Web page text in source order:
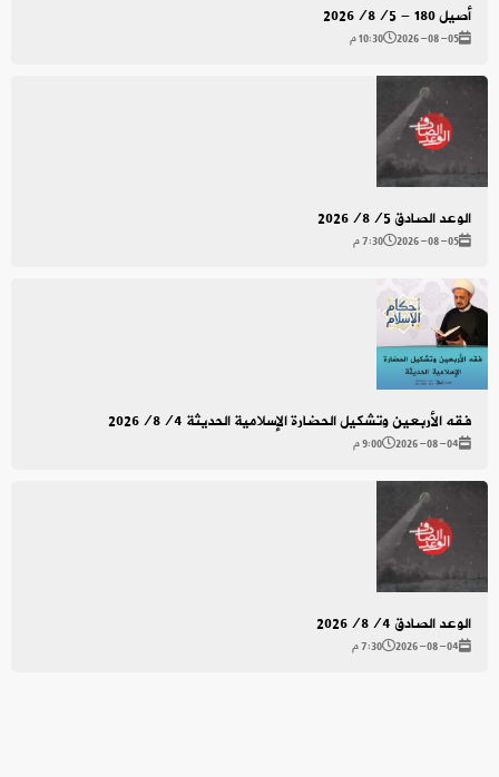
أصيل 180 - 2026/8/5
2026-08-05 10:30 م
الوعد الصادق 2026/8/5
2026-08-05 7:30 م
فقه الأربعين وتشكيل الحضارة الإسلامية الحديثة 2026/8/4
2026-08-04 9:00 م
الوعد الصادق 2026/8/4
2026-08-04 7:30 م